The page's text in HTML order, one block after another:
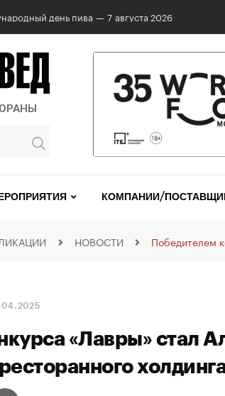
день пива — 7 августа 2026
КОМПАНИИ/
НОВОСТИ Победителем
«Лавры» стал